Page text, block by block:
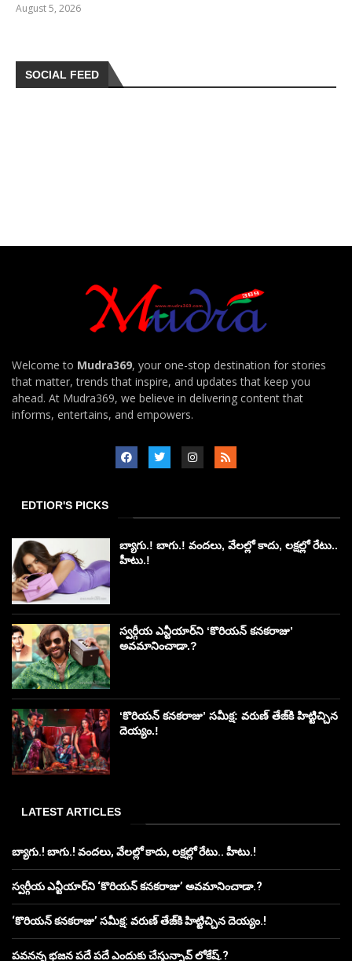
August 5, 2026
SOCIAL FEED
Welcome to Mudra369, your one-stop destination for stories
that matter, trends that inspire, and updates that keep you
ahead. At Mudra369, we believe in delivering content that
informs, entertains, and empowers.
EDTIOR'S PICKS
బ్యాగు.! బాగు.! వందలు, వేలల్లో కాదు, లక్షల్లో రేటు..
హీటు.!
స్వర్గీయ ఎన్టీయార్‌ని ‘కొరియన్ కనకరాజు’
అవమానించాడా.?
‘కొరియన్ కనకరాజు’ సమీక్ష: వరుణ్ తేజ్‌కి హిట్టిచ్చిన
దెయ్యం.!
LATEST ARTICLES
బ్యాగు.! బాగు.! వందలు, వేలల్లో కాదు, లక్షల్లో రేటు.. హీటు.!
స్వర్గీయ ఎన్టీయార్‌ని ‘కొరియన్ కనకరాజు’ అవమానించాడా.?
‘కొరియన్ కనకరాజు’ సమీక్ష: వరుణ్ తేజ్‌కి హిట్టిచ్చిన దెయ్యం.!
పవనన్న భజన పదే పదే ఎందుకు చేస్తున్నావ్ లోకేష్.?